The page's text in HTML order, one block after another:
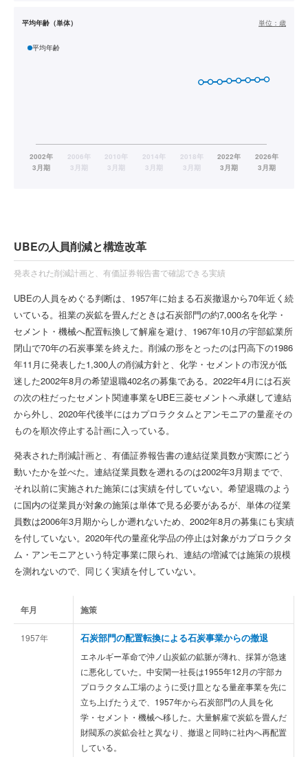
平均年齢（単体） 単位： 歳
平均年齢
UBEの人員削減と構造改革
発表された削減計画と、有価証券報告書で確認できる実績
UBEの人員をめぐる判断は、1957年に始まる石炭撤退から70年近く続
いている。祖業の炭鉱を畳んだときは石炭部門の約7,000名を化学・
セメント・機械へ配置転換して解雇を避け、1967年10月の宇部鉱業所
閉山で70年の石炭事業を終えた。削減の形をとったのは円高下の1986
年11月に発表した1,300人の削減方針と、化学・セメントの市況が低
迷した2002年8月の希望退職402名の募集である。2022年4月には石炭
の次の柱だったセメント関連事業をUBE三菱セメントへ承継して連結
から外し、2020年代後半にはカプロラクタムとアンモニアの量産その
ものを順次停止する計画に入っている。
発表された削減計画と、有価証券報告書の連結従業員数が実際にどう
動いたかを並べた。連結従業員数を遡れるのは2002年3月期までで、
それ以前に実施された施策には実績を付していない。希望退職のよう
に国内の従業員が対象の施策は単体で見る必要があるが、単体の従業
員数は2006年3月期からしか遡れないため、2002年8月の募集にも実績
を付していない。2020年代の量産化学品の停止は対象がカプロラクタ
ム・アンモニアという特定事業に限られ、連結の増減では施策の規模
を測れないので、同じく実績を付していない。
年月 施策
1957年 石炭部門の配置転換による石炭事業からの撤退
エネルギー革命で沖ノ山炭鉱の鉱脈が薄れ、採算が急速
に悪化していた。中安閑一社長は1955年12月の宇部カ
プロラクタム工場のように受け皿となる量産事業を先に
立ち上げたうえで、1957年から石炭部門の人員を化
学・セメント・機械へ移した。大量解雇で炭鉱を畳んだ
財閥系の炭鉱会社と異なり、撤退と同時に社内へ再配置
している。